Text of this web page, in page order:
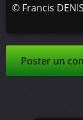
© Francis DENIS
Poster un